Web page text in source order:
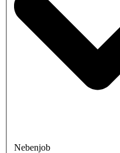
Nebenjob